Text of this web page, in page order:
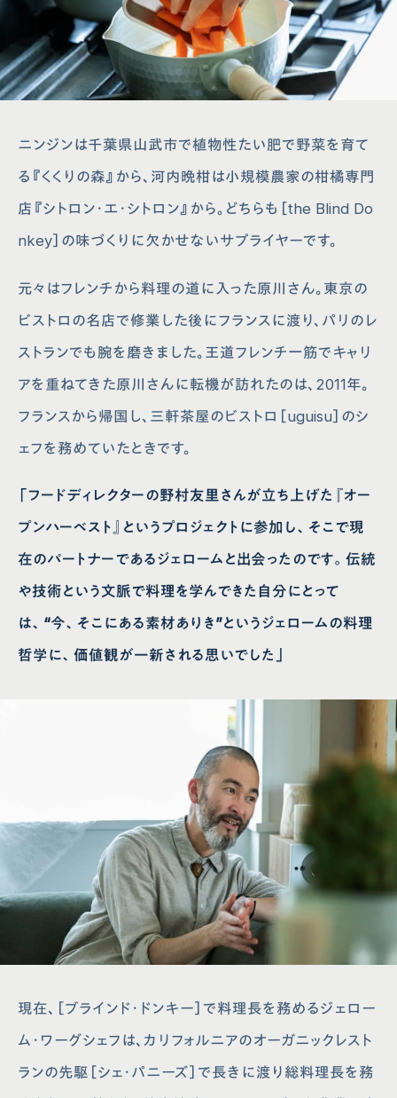
ニンジンは千葉県山武市で植物性たい肥で野菜を育て
る『くくりの森』から、河内晩柑は小規模農家の柑橘専門
店『シトロン・エ・シトロン』から。どちらも［the Blind Do
nkey］の味づくりに欠かせないサプライヤーです。
元々はフレンチから料理の道に入った原川さん。東京の
ビストロの名店で修業した後にフランスに渡り、パリのレ
ストランでも腕を磨きました。王道フレンチ一筋でキャリ
アを重ねてきた原川さんに転機が訪れたのは、2011年。
フランスから帰国し、三軒茶屋のビストロ［uguisu］のシ
ェフを務めていたときです。
「フードディレクターの野村友里さんが立ち上げた『オー
プンハーベスト』というプロジェクトに参加し、そこで現
在のパートナーであるジェロームと出会ったのです。伝統
や技術という文脈で料理を学んできた自分にとって
は、“今、そこにある素材ありき”というジェロームの料理
哲学に、価値観が一新される思いでした」
現在、［ブラインド・ドンキー］で料理長を務めるジェロー
ム・ワーグシェフは、カリフォルニアのオーガニックレスト
ランの先駆［シェ・パニーズ］で長きに渡り総料理長を務